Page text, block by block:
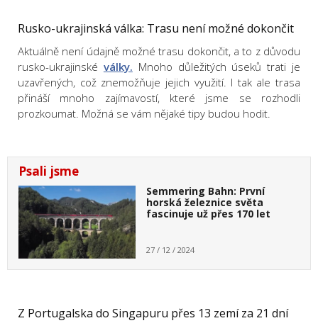
Rusko-ukrajinská válka: Trasu není možné dokončit
Aktuálně není údajně možné trasu dokončit, a to z důvodu
rusko-ukrajinské války. Mnoho důležitých úseků trati je
uzavřených, což znemožňuje jejich využití. I tak ale trasa
přináší mnoho zajímavostí, které jsme se rozhodli
prozkoumat. Možná se vám nějaké tipy budou hodit.
Psali jsme
Semmering Bahn: První
horská železnice světa
fascinuje už přes 170 let
27 / 12 / 2024
Z Portugalska do Singapuru přes 13 zemí za 21 dní